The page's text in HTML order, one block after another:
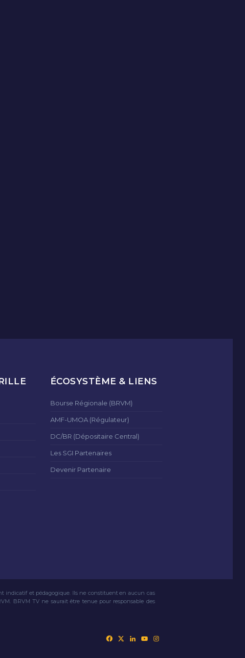
ÉCOSYSTÈME & LIENS
Bourse Régionale (BRVM)
AMF-UMOA (Régulateur)
DC/BR (Dépositaire Central)
Les SGI Partenaires
Devenir Partenaire
indicatif et pédagogique. Ils ne constituent en aucun cas
BRVM TV ne saurait être tenue pour responsable des
FacebookLinkedinYouTube